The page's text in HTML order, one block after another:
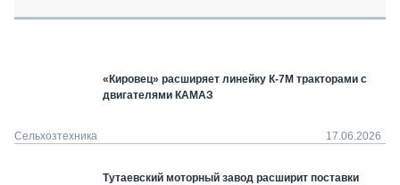
СТАТЬИ ПО КАТЕГОРИЯМ ТЕХНИКИ
«Кировец» расширяет линейку К-7М тракторами с
двигателями КАМАЗ
Сельхозтехника 17.06.2026
Тутаевский моторный завод расширит поставки